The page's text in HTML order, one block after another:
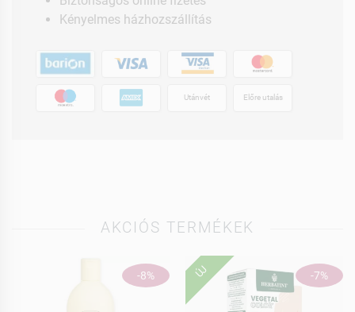
Kényelmes házhozszállítás
Utánvét Előre utalás
AKCIÓS TERMÉKEK
-8% -7%
ÚJ